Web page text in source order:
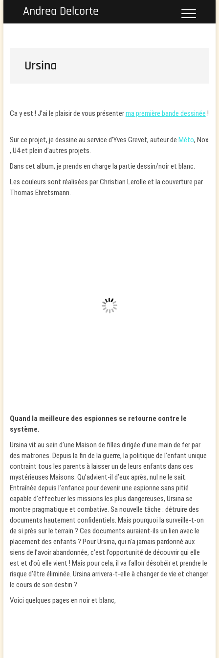
content
Andrea Delcorte
Ursina
Ca y est ! J’ai le plaisir de vous présenterma première bande dessinée !
Sur ce projet, je dessine au service d’Yves Grevet, auteur de Méto, Nox
, U4 et plein d’autres projets.
Dans cet album, je prends en charge la partie dessin/noir et blanc.
Les couleurs sont réalisées par Christian Lerolle et la couverture par
Thomas Ehretsmann.
Quand la meilleure des espionnes se retourne contre le
système.
Ursina vit au sein d’une Maison de filles dirigée d’une main de fer par
des matrones. Depuis la fin de la guerre, la politique de l’enfant unique
contraint tous les parents à laisser un de leurs enfants dans ces
mystérieuses Maisons. Qu’advient-il d’eux après, nul ne le sait.
Entraînée depuis l’enfance pour devenir une espionne sans pitié
capable d’effectuer les missions les plus dangereuses, Ursina se
montre pragmatique et combative. Sa nouvelle tâche : détruire des
documents hautement confidentiels. Mais pourquoi la surveille-t-on
de si près sur le terrain ? Ces documents auraient-ils un lien avec le
placement des enfants ? Pour Ursina, qui n’a jamais pardonné aux
siens de l’avoir abandonnée, c’est l’opportunité de découvrir qui elle
est et d’où elle vient ! Mais pour cela, il va falloir désobéir et prendre le
risque d’être éliminée. Ursina arrivera-t-elle à changer de vie et changer
le cours de son destin ?
Voici quelques pages en noir et blanc,